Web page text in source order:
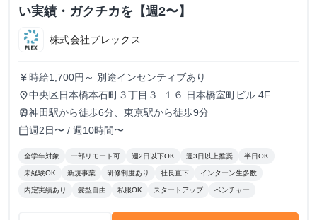
い実績・ガクチカを【週2〜】
株式会社プレックス
currency_yen 時給1,700円～ 別途インセンティブあり
place中央区日本橋本石町３丁目３−１６ 日本橋室町ビル 4F
train神田駅から徒歩6分、東京駅から徒歩9分
calendar_today週2日〜 / 週10時間〜
全学年対象 一部リモート可 週2日以下OK 週3日以上推奨 半日OK
未経験OK 新規事業 研修制度あり 社長直下 インターン生多数
内定実績あり 髪型自由 私服OK スタートアップ ベンチャー